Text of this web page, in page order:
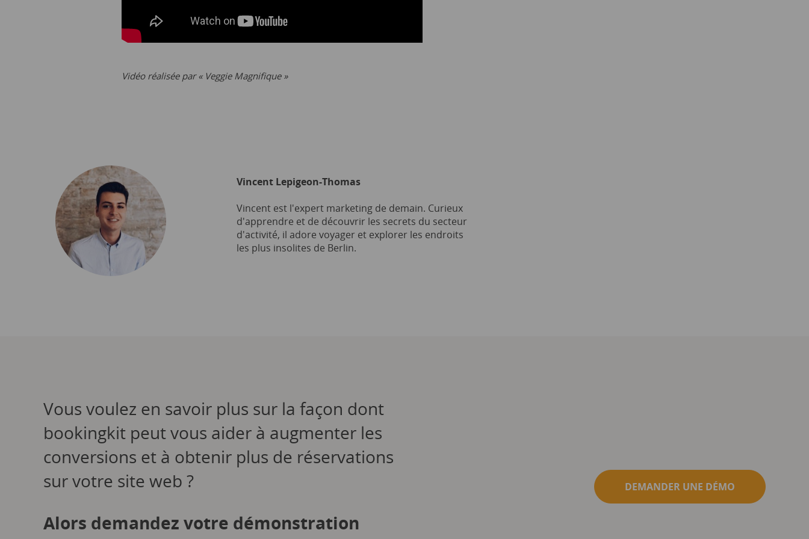
Vidéo réalisée par « Veggie Magnifique »
Vincent Lepigeon-Thomas
Vincent est l'expert marketing de demain. Curieux
d'apprendre et de découvrir les secrets du secteur
d'activité, il adore voyager et explorer les endroits
les plus insolites de Berlin.
Vous voulez en savoir plus sur la façon dont
bookingkit peut vous aider à augmenter les
conversions et à obtenir plus de réservations
sur votre site web ?
Alors demandez votre démonstration
DEMANDER UNE DÉMO